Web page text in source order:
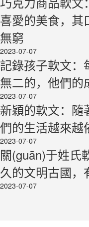
喜愛的美食，其
無窮
2023-07-07
記錄孩子軟文：
無二的，他們的
2023-07-07
新穎的軟文：隨
們的生活越來越
2023-07-07
關(guān)于姓氏
久的文明古國，
2023-07-07